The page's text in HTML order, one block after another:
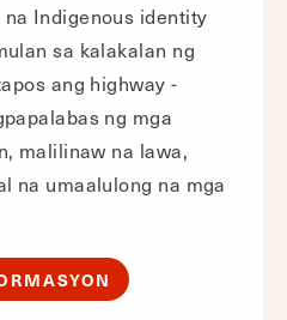
Indigenous identity
sa kalakalan ng
ang highway -
ng mga
malilinaw na lawa,
na umaalulong na mga